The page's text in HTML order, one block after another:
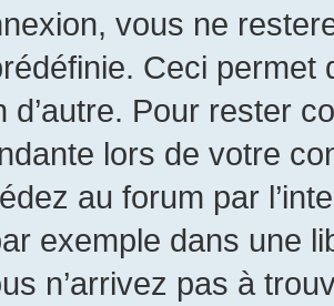
vous ne
Ceci permet
d’autre. Pour rester
lors de votre
au forum par
exemple dans une
n’arrivez pas à